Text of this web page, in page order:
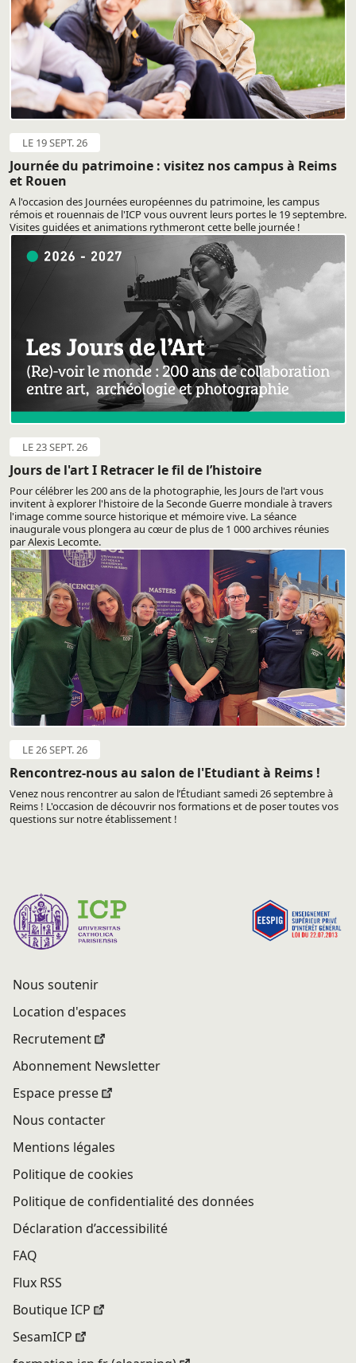
LE 19 SEPT. 26
Journée du patrimoine : visitez nos campus à Reims
et Rouen
A l'occasion des Journées européennes du patrimoine, les campus
rémois et rouennais de l'ICP vous ouvrent leurs portes le 19 septembre.
Visites guidées et animations rythmeront cette belle journée !
LE 23 SEPT. 26
Jours de l'art I Retracer le fil de l’histoire
Pour célébrer les 200 ans de la photographie, les Jours de l'art vous
invitent à explorer l'histoire de la Seconde Guerre mondiale à travers
l'image comme source historique et mémoire vive. La séance
inaugurale vous plongera au cœur de plus de 1 000 archives réunies
par Alexis Lecomte.
LE 26 SEPT. 26
Rencontrez-nous au salon de l'Etudiant à Reims !
Venez nous rencontrer au salon de l’Étudiant samedi 26 septembre à
Reims ! L'occasion de découvrir nos formations et de poser toutes vos
questions sur notre établissement !
Nous soutenir
Location d'espaces
Recrutement
Abonnement Newsletter
Espace presse
Nous contacter
Mentions légales
Politique de cookies
Politique de confidentialité des données
Déclaration d’accessibilité
FAQ
Flux RSS
Boutique ICP
SesamICP